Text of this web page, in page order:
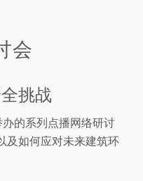
会
挑战
的系列点播网络研讨
及如何应对未来建筑环